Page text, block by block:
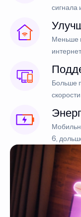
сигнала
Меньше
Больше
6,